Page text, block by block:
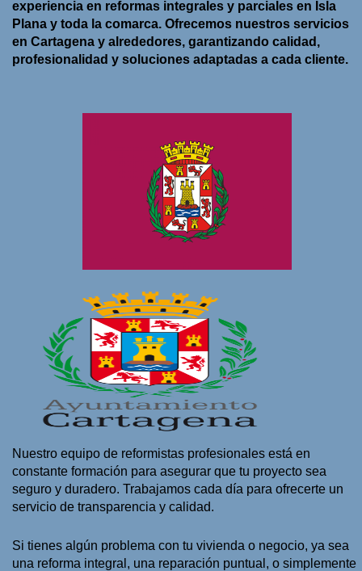
experiencia en reformas integrales y parciales en Isla
Plana y toda la comarca. Ofrecemos nuestros servicios
en Cartagena y alrededores, garantizando calidad,
profesionalidad y soluciones adaptadas a cada cliente.
Nuestro equipo de reformistas profesionales está en
constante formación para asegurar que tu proyecto sea
seguro y duradero. Trabajamos cada día para ofrecerte un
servicio de transparencia y calidad.
Si tienes algún problema con tu vivienda o negocio, ya sea
una reforma integral, una reparación puntual, o simplemente